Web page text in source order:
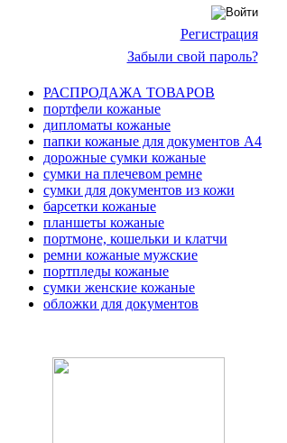
Регистрация
Забыли свой пароль?
РАСПРОДАЖА ТОВАРОВ
портфели кожаные
дипломаты кожаные
папки кожаные для документов А4
дорожные сумки кожаные
сумки на плечевом ремне
сумки для документов из кожи
барсетки кожаные
планшеты кожаные
портмоне, кошельки и клатчи
ремни кожаные мужские
портпледы кожаные
сумки женские кожаные
обложки для документов